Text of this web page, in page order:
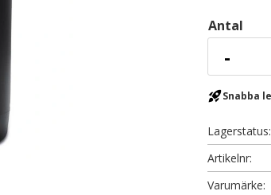
Antal
-
rocket_launchSnabba
Lagerstatus
Artikelnr